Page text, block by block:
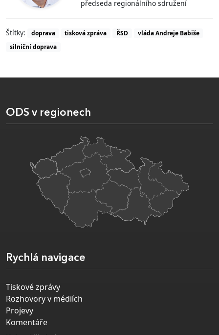
předseda regionálního sdružení
Štítky: doprava tisková zpráva ŘSD
vláda Andreje Babiše
silniční doprava
ODS v regionech
Rychlá navigace
Tiskové zprávy
Rozhovory v médiích
Projevy
Komentáře